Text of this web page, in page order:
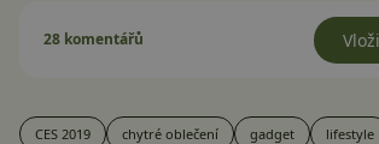
28 komentářů
CES 2019 chytré oblečení gadget lifestyle